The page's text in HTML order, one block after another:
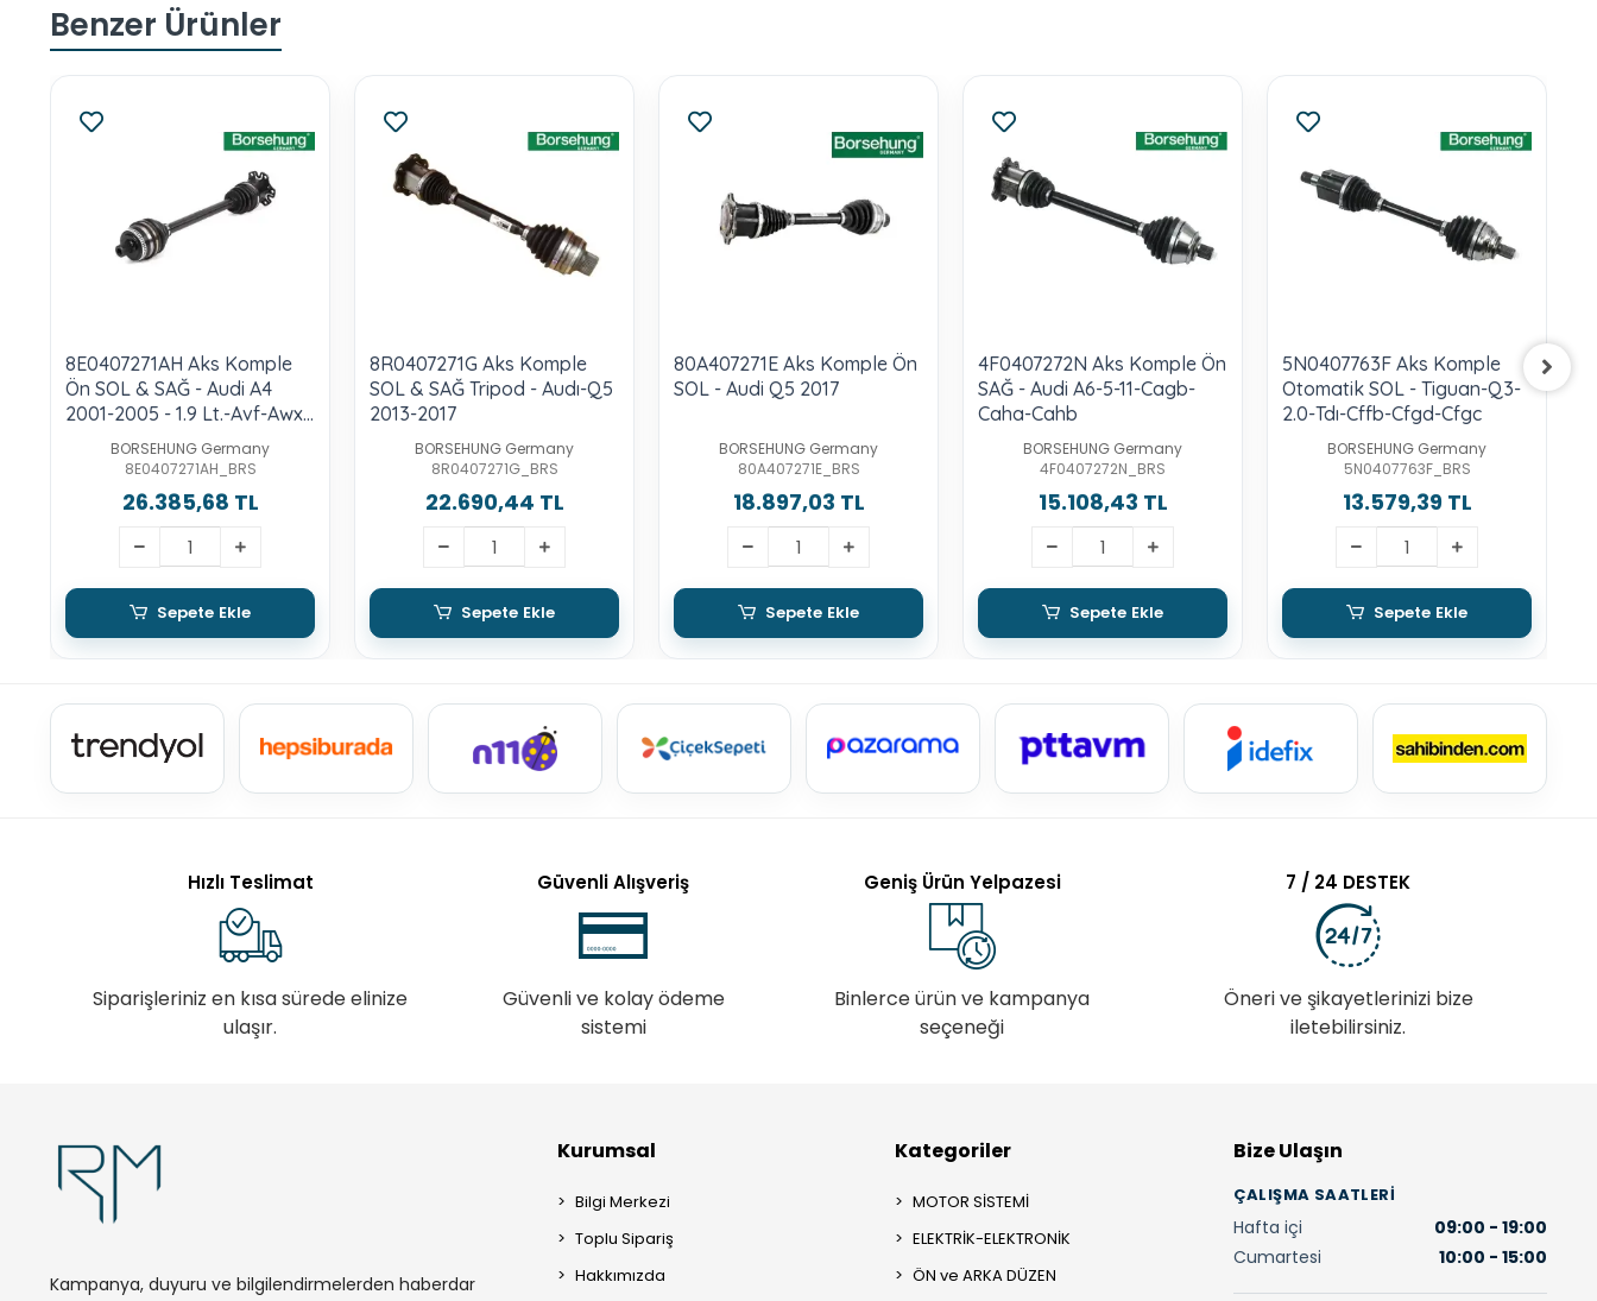
Benzer Ürünler
8E0407271AH Aks Komple
Ön SOL & SAĞ - Audi A4
2001-2005 - 1.9 Lt.-Avf-Awx-
Asn-AltBORSEHUNG Germany
8E0407271AH_BRS
26.385,68 TL
Sepete Ekle
8R0407271G Aks Komple
SOL & SAĞ Tripod - Audı-Q5
2013-2017
BORSEHUNG Germany
8R0407271G_BRS
22.690,44 TL
Sepete Ekle
80A407271E Aks Komple Ön
SOL - Audi Q5 2017
BORSEHUNG Germany
80A407271E_BRS
18.897,03 TL
Sepete Ekle
4F0407272N Aks Komple Ön
SAĞ - Audi A6-5-11-Cagb-
Caha-Cahb
BORSEHUNG Germany
4F0407272N_BRS
15.108,43 TL
Sepete Ekle
5N0407763F Aks Komple
Otomatik SOL - Tiguan-Q3-
2.0-Tdı-Cffb-Cfgd-Cfgc
BORSEHUNG Germany
5N0407763F_BRS
13.579,39 TL
Sepete Ekle
Hızlı Teslimat
Siparişleriniz en kısa sürede elinize
ulaşır.
Güvenli Alışveriş
Güvenli ve kolay ödeme
sistemi
Geniş Ürün Yelpazesi
Binlerce ürün ve kampanya
seçeneği
7 / 24 DESTEK
Öneri ve şikayetlerinizi bize
iletebilirsiniz.
Kampanya, duyuru ve bilgilendirmelerden haberdar
Kurumsal
Bilgi Merkezi
Toplu Sipariş
Hakkımızda
Kategoriler
MOTOR SİSTEMİ
ELEKTRİK-ELEKTRONİK
ÖN ve ARKA DÜZEN
Bize Ulaşın
ÇALIŞMA SAATLERI
Hafta içi
09:00 - 19:00
Cumartesi
10:00 - 15:00